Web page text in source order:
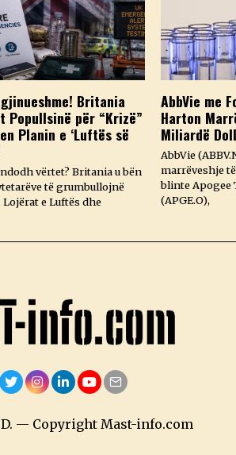
Britania
Popullsinë për “Krizë”
Planin e ‘Luftës së
vërtet? Britania u bën
të grumbullojnë
Lojërat e Luftës dhe
AbbVie me
Harton
Miliardë
AbbVie
marrëveshje
blinte Apogee
(APGE.O),
— Copyright Mast-info.com